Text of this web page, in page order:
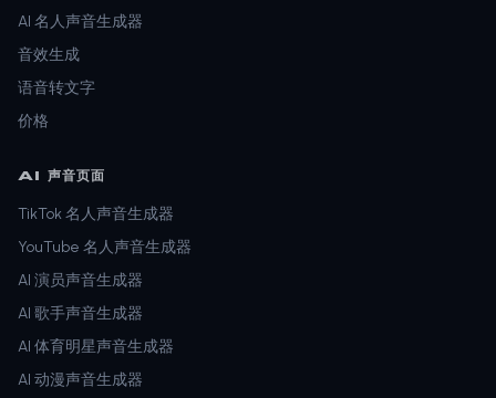
AI 名人声音生成器
音效生成
语音转文字
价格
AI 声音页面
TikTok 名人声音生成器
YouTube 名人声音生成器
AI 演员声音生成器
AI 歌手声音生成器
AI 体育明星声音生成器
AI 动漫声音生成器